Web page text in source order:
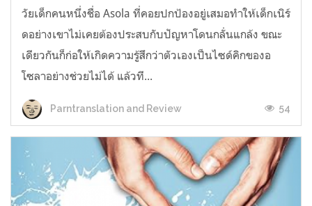
วัยเด็กคนหนึ่งชื่อ Asola ที่คอยปกป้องอยู่เสมอทำให้เด็กเนิร์
ดอย่างเขาไม่เคยต้องประสบกับปัญหาโดนกลั่นแกล้ง ขณะ
เดียวกันก็ก่อให้เกิดความรู้สึกว่าตัวเองเป็นไซด์คิกของอ
โซลาอย่างช่วยไม่ได้ แล้วที...
Parntranslation and Review 54